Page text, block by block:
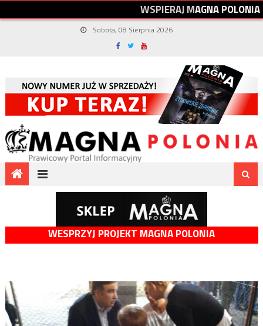
WSPIERAJMAGNAPOLONIA
Sobota, 08 Sierpnia 2026
WESPRZYJ PROJEKT MAGNA POLONIA